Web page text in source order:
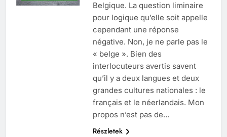
Belgique. La question liminaire
pour logique qu’elle soit appelle
cependant une réponse
négative. Non, je ne parle pas le
« belge ». Bien des
interlocuteurs avertis savent
qu’il y a deux langues et deux
grandes cultures nationales : le
français et le néerlandais. Mon
propos n’est pas de…
Részletek